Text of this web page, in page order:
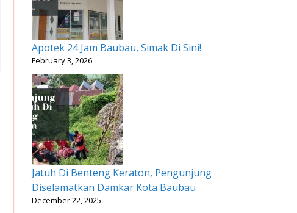
Apotek 24 Jam Baubau, Simak Di Sini!
February 3, 2026
Jatuh Di Benteng Keraton, Pengunjung
Diselamatkan Damkar Kota Baubau
December 22, 2025